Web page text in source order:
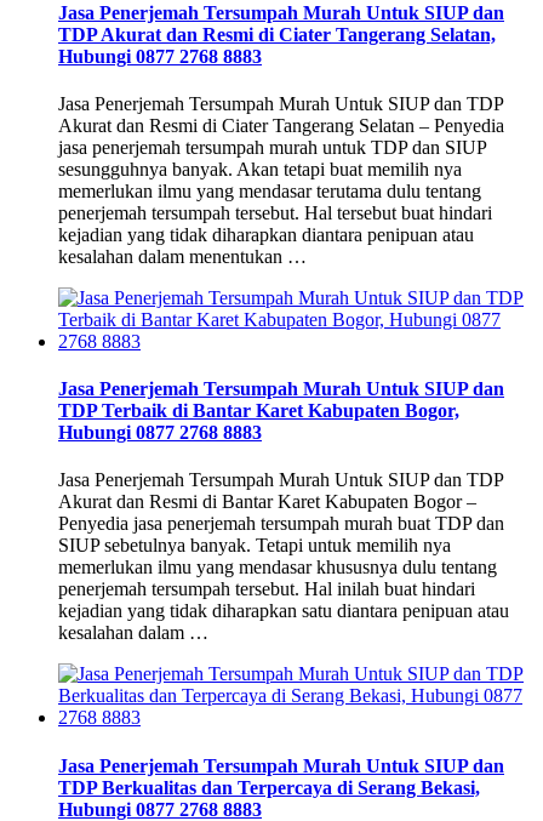
Jasa Penerjemah Tersumpah Murah Untuk SIUP dan
TDP Akurat dan Resmi di Ciater Tangerang Selatan,
Hubungi 0877 2768 8883
Jasa Penerjemah Tersumpah Murah Untuk SIUP dan TDP
Akurat dan Resmi di Ciater Tangerang Selatan – Penyedia
jasa penerjemah tersumpah murah untuk TDP dan SIUP
sesungguhnya banyak. Akan tetapi buat memilih nya
memerlukan ilmu yang mendasar terutama dulu tentang
penerjemah tersumpah tersebut. Hal tersebut buat hindari
kejadian yang tidak diharapkan diantara penipuan atau
kesalahan dalam menentukan …
Jasa Penerjemah Tersumpah Murah Untuk SIUP dan
TDP Terbaik di Bantar Karet Kabupaten Bogor,
Hubungi 0877 2768 8883
Jasa Penerjemah Tersumpah Murah Untuk SIUP dan TDP
Akurat dan Resmi di Bantar Karet Kabupaten Bogor –
Penyedia jasa penerjemah tersumpah murah buat TDP dan
SIUP sebetulnya banyak. Tetapi untuk memilih nya
memerlukan ilmu yang mendasar khususnya dulu tentang
penerjemah tersumpah tersebut. Hal inilah buat hindari
kejadian yang tidak diharapkan satu diantara penipuan atau
kesalahan dalam …
Jasa Penerjemah Tersumpah Murah Untuk SIUP dan
TDP Berkualitas dan Terpercaya di Serang Bekasi,
Hubungi 0877 2768 8883